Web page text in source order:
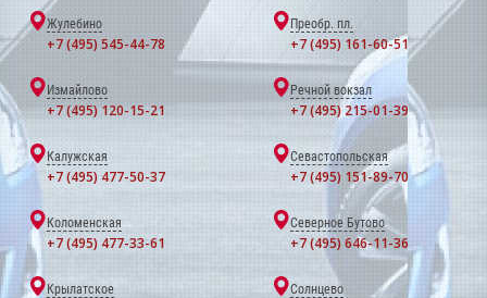
Жулебино
+7 (495) 545-44-78
Преобр. пл.
+7 (495) 161-60-51
Измайлово
+7 (495) 120-15-21
Речной вокзал
+7 (495) 215-01-39
Калужская
+7 (495) 477-50-37
Севастопольская
+7 (495) 151-89-70
Коломенская
+7 (495) 477-33-61
Северное Бутово
+7 (495) 646-11-36
Крылатское Солнцево